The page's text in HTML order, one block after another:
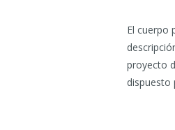
El cuerpo
proyecto
dispuesto